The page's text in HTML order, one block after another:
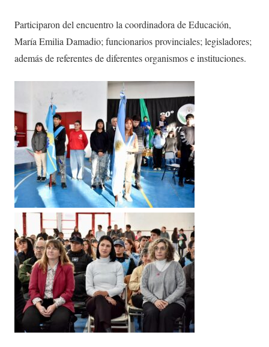
Participaron del encuentro la coordinadora de Educación,
María Emilia Damadio; funcionarios provinciales; legisladores;
además de referentes de diferentes organismos e instituciones.